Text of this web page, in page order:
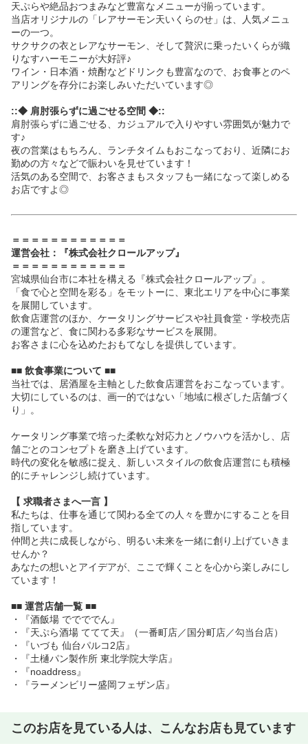
天ぷらや絶品おつまみなど豊富なメニューが揃っています。
当店オリジナルの「レアサーモン天いくらのせ」は、人気メニュ
ーの一つ。
サクサクの衣とレアなサーモン、そして贅沢に乗ったいくらが織
りなすハーモニーが大好評♪
ワイン・日本酒・焼酎などドリンクも豊富なので、お食事とのペ
アリングを存分にお楽しみいただいています◎
::◆ 肩肘張らずに過ごせる空間 ◆::
肩肘張らずに過ごせる、カジュアルで入りやすい雰囲気が魅力で
す♪
夜の営業はもちろん、ランチタイムもおこなっており、近隣にお
勤めの方々などで賑わいを見せています！
活気のある空間で、お客さまもスタッフも一緒になって楽しめる
お店ですよ◎
＝＝＝＝＝＝＝＝＝＝＝＝
運営会社：『株式会社クロールアップ』
＝＝＝＝＝＝＝＝＝＝＝＝
宮城県仙台市に本社を構える『株式会社クロールアップ』。
「食で心と空間を彩る」をモットーに、東北エリアを中心に事業
を展開しています。
飲食店運営のほか、ケータリングサービスや社員食堂・学校売店
の運営など、食に関わる多彩なサービスを展開。
お客さまに心を込めたおもてなしを提供しています。
■■ 飲食事業について ■■
当社では、居酒屋を主軸とした飲食店運営をおこなっています。
大切にしているのは、画一的ではない「地域に根ざした店舗づく
り」。
ケータリング事業で培った柔軟な対応力とノウハウを活かし、店
舗ごとのコンセプトを磨き上げています。
時代の変化を敏感に捉え、新しいスタイルの飲食店運営にも積極
的にチャレンジし続けています。
【 求職者さまへ一言 】
私たちは、仕事を通じて関わる全ての人々を豊かにすることを目
指しています。
仲間と共に成長しながら、明るい未来を一緒に創り上げていきま
せんか？
あなたの想いとアイデアが、ここで輝くことを心から楽しみにし
ています！
■■ 運営店舗一覧 ■■
・『酒飯場 ででででん』
・『天ぷら酒場 ててて天』（一番町店／国分町店／勾当台店）
・『いづも 仙台パルコ2店』
・『土樋パン製作所 東北学院大学店』
・『noaddress』
・『ラーメンビリー盛岡フェザン店』
このお店を見ている人は、こんなお店も見ています